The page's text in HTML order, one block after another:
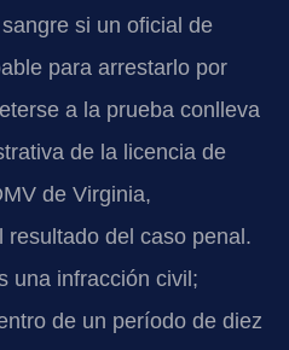
si un oficial de
para arrestarlo por
a la prueba conlleva
de la licencia de
de Virginia,
resultado del caso penal.
una infracción civil;
de un período de diez